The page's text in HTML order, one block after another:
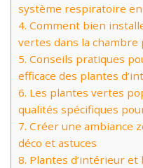
système respiratoire
4. Comment bien
vertes dans la
5. Conseils pratiques
efficace des plantes
6. Les plantes vertes
qualités spécifiques
7. Créer une ambiance
déco et astuces
8. Plantes d’intérieur